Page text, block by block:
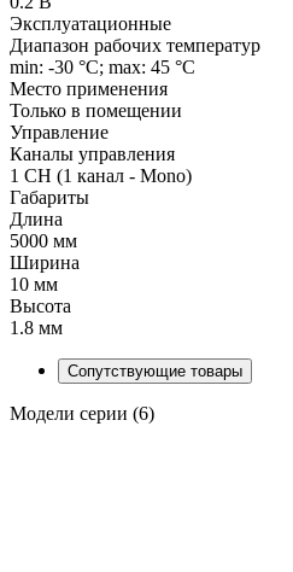
Эксплуатационные
Диапазон рабочих температур
min: -30 °C; max: 45 °C
Место применения
Только в помещении
Управление
Каналы управления
1 CH (1 канал - Mono)
Габариты
Длина
5000 мм
Ширина
10 мм
Высота
1.8 мм
Сопутствующие товары
Модели серии (6)